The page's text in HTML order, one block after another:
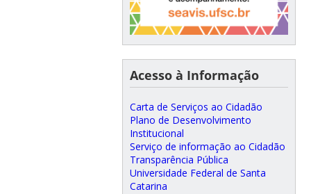
Acesso à Informação
Carta de Serviços ao Cidadão
Plano de Desenvolvimento
Institucional
Serviço de informação ao Cidadão
Transparência Pública
Universidade Federal de Santa
Catarina